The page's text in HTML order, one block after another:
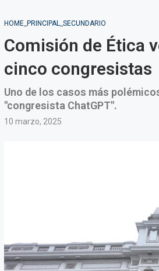
HOME_PRINCIPAL_SECUNDARIO
Comisión de Ética
cinco congresistas
Uno de los casos más
"congresista ChatGPT".
10 marzo, 2025